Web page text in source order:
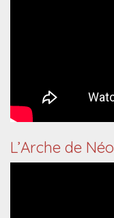
L’Arche de Néo